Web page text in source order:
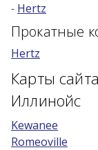
Возраст 25-
Купон/
- Hertz
Прокатные
Hertz
Карты
Иллинойс
Kewanee
Romeoville